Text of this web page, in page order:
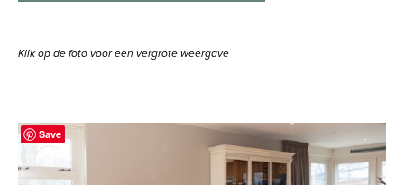
Klik op de foto voor een vergrote weergave
Save